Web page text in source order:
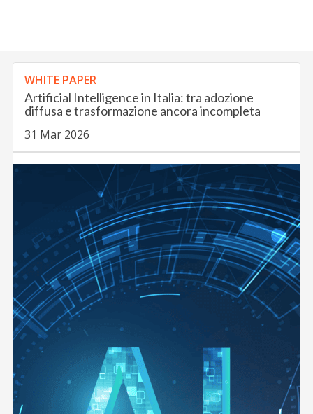
WHITE PAPER
Artificial Intelligence in Italia: tra adozione
diffusa e trasformazione ancora incompleta
31 Mar 2026